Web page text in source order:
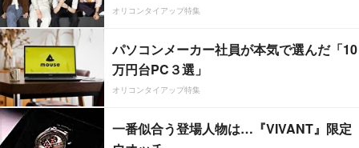
オリコンタイアップ特集
パソコンメーカー社員が本気で選んだ「10
万円台PC３選」
オリコンタイアップ特集
一番似合う登場人物は…『VIVANT』限定